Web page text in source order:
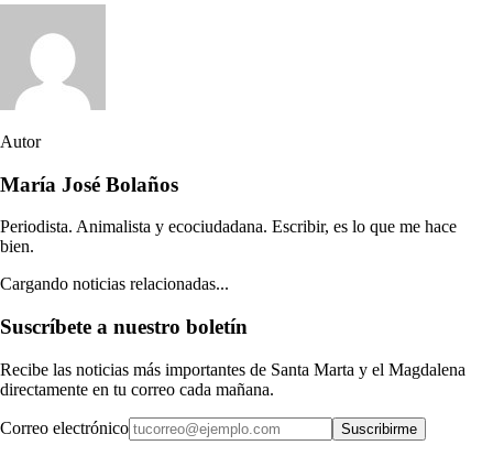
Autor
María José Bolaños
Periodista. Animalista y ecociudadana. Escribir, es lo que me hace
bien.
Cargando noticias relacionadas...
Suscríbete a nuestro boletín
Recibe las noticias más importantes de Santa Marta y el Magdalena
directamente en tu correo cada mañana.
Correo electrónico Suscribirme